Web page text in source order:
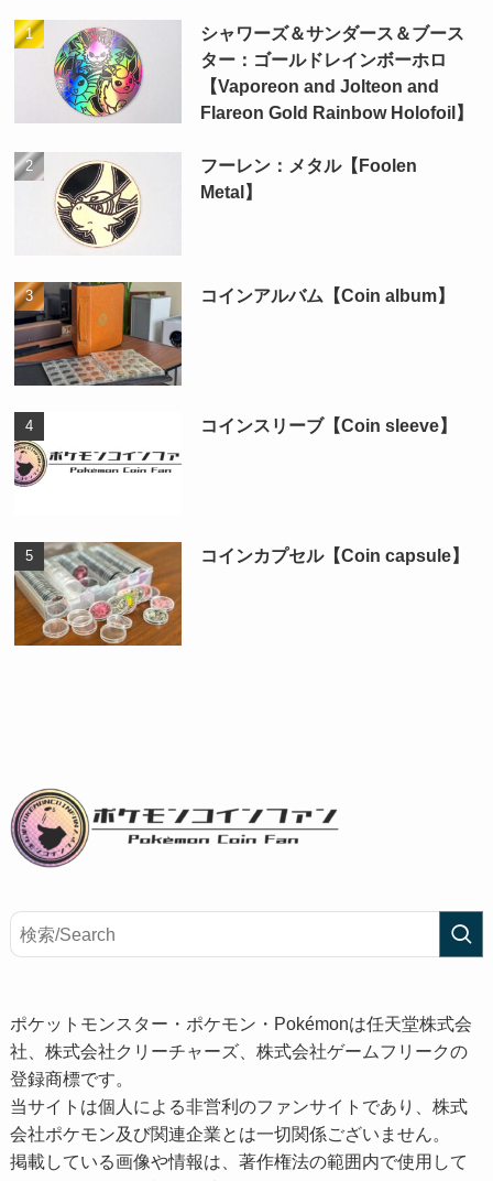
シャワーズ＆サンダース＆ブース
ター：ゴールドレインボーホロ
【Vaporeon and Jolteon and
Flareon Gold Rainbow Holofoil】
フーレン：メタル【Foolen
Metal】
コインアルバム【Coin album】
コインスリーブ【Coin sleeve】
コインカプセル【Coin capsule】
ポケットモンスター・ポケモン・Pokémonは任天堂株式会
社、株式会社クリーチャーズ、株式会社ゲームフリークの
登録商標です。
当サイトは個人による非営利のファンサイトであり、株式
会社ポケモン及び関連企業とは一切関係ございません。
掲載している画像や情報は、著作権法の範囲内で使用して